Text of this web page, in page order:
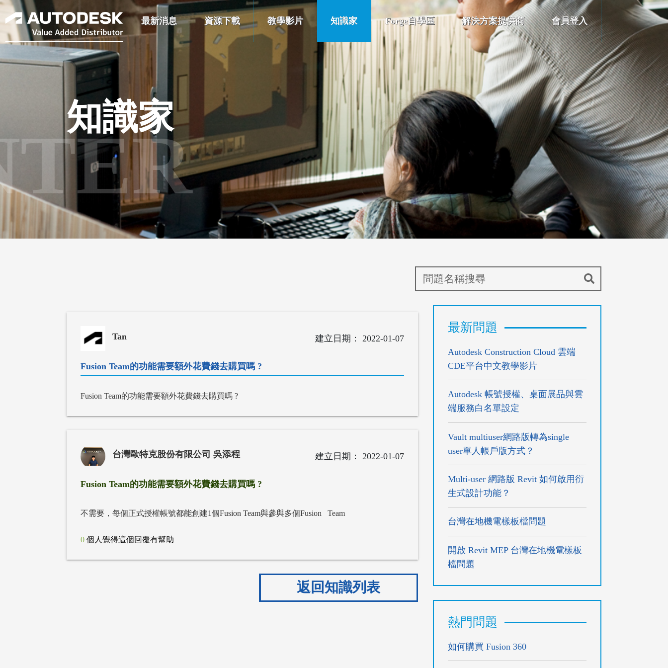
最新消息 資源下載 教學影片 知識家 Forge自學區 解決方案提供商 會員登入
知識家
Tan 2022-01-07
Fusion Team的功能需要額外花費錢去購買嗎 ?
Fusion Team的功能需要額外花費錢去購買嗎 ?
台灣歐特克股份有限公司 吳添程 2022-01-07
Fusion Team的功能需要額外花費錢去購買嗎 ?
不需要，每個正式授權帳號都能創建1個Fusion Team與參與多個Fusion Team
0
返回知識列表
最新問題
Autodesk Construction Cloud 雲端
CDE平台中文教學影片
Autodesk 帳號授權、桌面展品與雲
端服務白名單設定
Vault multiuser網路版轉為single
user單人帳戶版方式？
Multi-user 網路版 Revit 如何啟用衍
生式設計功能？
台灣在地機電樣板檔問題
開啟 Revit MEP 台灣在地機電樣板
檔問題
熱門問題
如何購買 Fusion 360